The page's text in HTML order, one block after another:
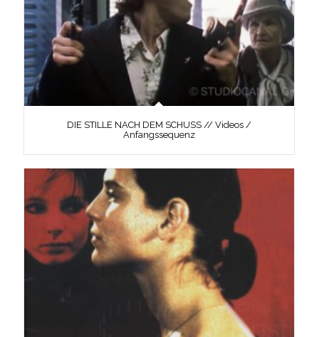
DIE STILLE NACH DEM SCHUSS // Videos /
Anfangssequenz